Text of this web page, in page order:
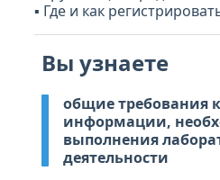
▪ Где и как
Вы узнаете
общие требования
информации,
выполнения
деятельности